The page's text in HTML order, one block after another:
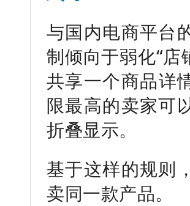
与国内电商平台
制倾向于弱化“店
共享一个商品详
限最高的卖家可
折叠显示。
基于这样的规则
卖同一款产品。